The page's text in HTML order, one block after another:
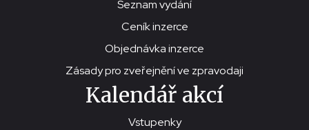
Seznam vydání
Ceník inzerce
Objednávka inzerce
Zásady pro zveřejnění ve zpravodaji
Kalendář akcí
Vstupenky